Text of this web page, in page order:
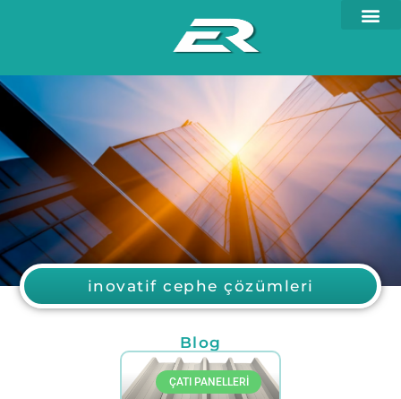
inovatif cephe çözümleri
Blog
ÇATI PANELLERI